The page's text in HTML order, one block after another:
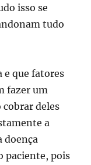
isso se
tudo
e que fatores
fazer um
deles
a
doença
paciente, pois